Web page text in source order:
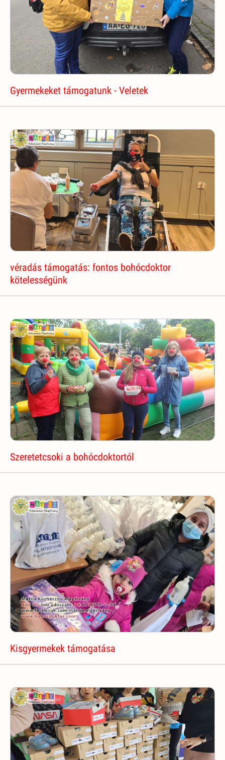
Gyermekeket támogatunk - Veletek
véradás támogatás: fontos bohócdoktor
kötelességünk
Szeretetcsoki a bohócdoktortól
Kisgyermekek támogatása